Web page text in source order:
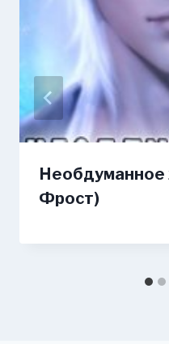
Необдуманное
Фрост)